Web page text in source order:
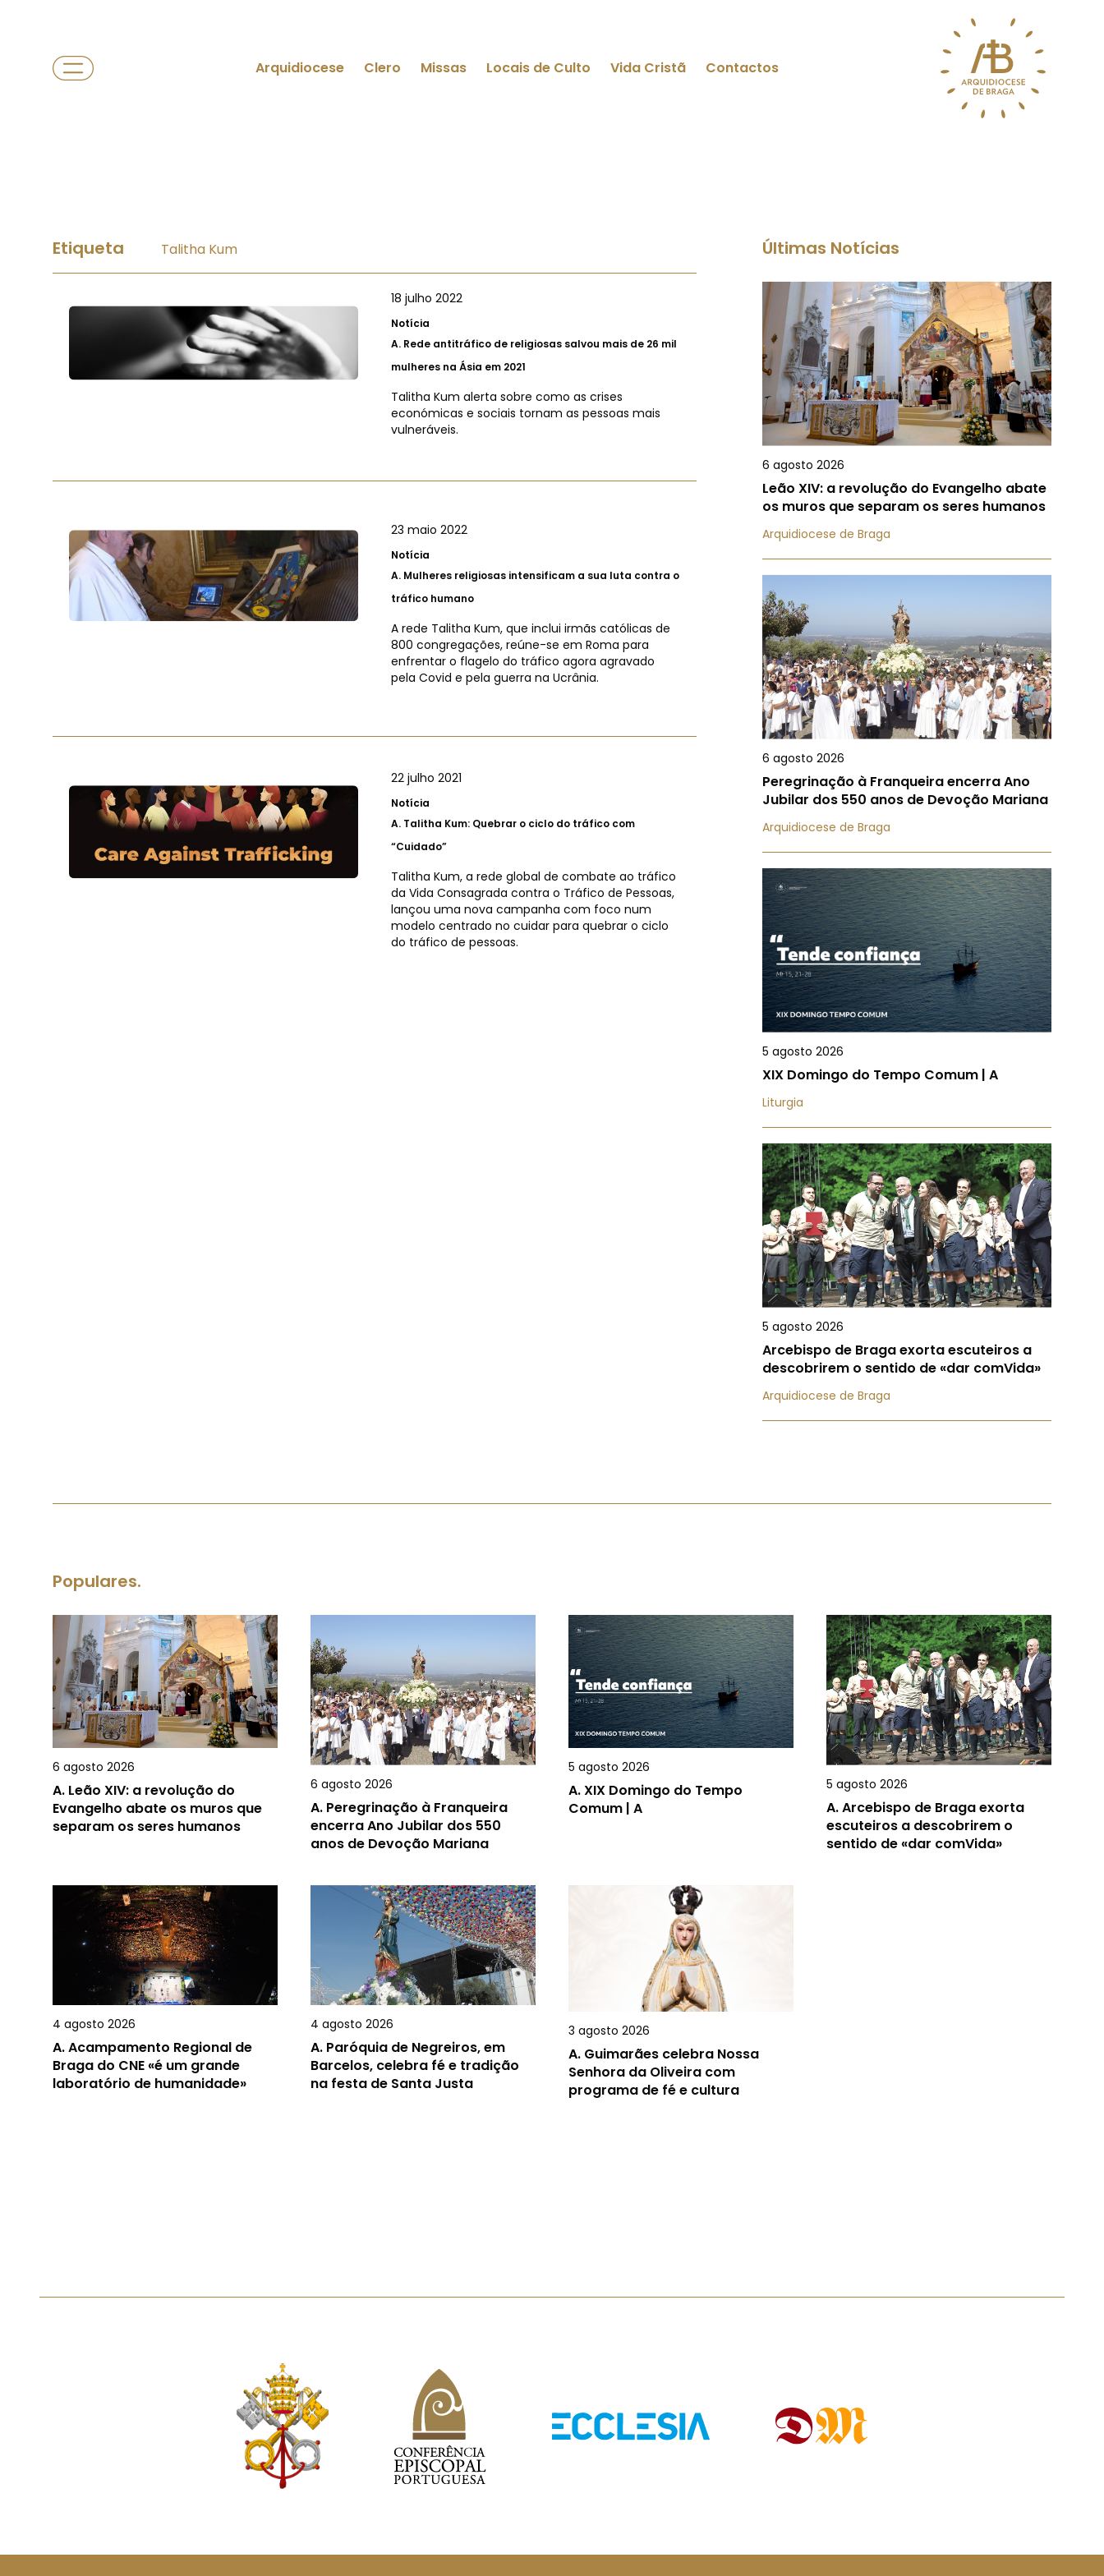
Arquidiocese Clero Missas Locais de Culto Vida Cristã Contactos
Etiqueta Talitha Kum
18 julho 2022
Notícia
A. Rede antitráfico de religiosas salvou mais de 26 mil
mulheres na Ásia em 2021
Talitha Kum alerta sobre como as crises
económicas e sociais tornam as pessoas mais
vulneráveis.
23 maio 2022
Notícia
A. Mulheres religiosas intensificam a sua luta contra o
tráfico humano
A rede Talitha Kum, que inclui irmãs católicas de
800 congregações, reúne-se em Roma para
enfrentar o flagelo do tráfico agora agravado
pela Covid e pela guerra na Ucrânia.
22 julho 2021
Notícia
A. Talitha Kum: Quebrar o ciclo do tráfico com
“Cuidado”
Talitha Kum, a rede global de combate ao tráfico
da Vida Consagrada contra o Tráfico de Pessoas,
lançou uma nova campanha com foco num
modelo centrado no cuidar para quebrar o ciclo
do tráfico de pessoas.
Últimas Notícias
6 agosto 2026
Leão XIV: a revolução do Evangelho abate
os muros que separam os seres humanos
Arquidiocese de Braga
6 agosto 2026
Peregrinação à Franqueira encerra Ano
Jubilar dos 550 anos de Devoção Mariana
Arquidiocese de Braga
5 agosto 2026
XIX Domingo do Tempo Comum | A
Liturgia
5 agosto 2026
Arcebispo de Braga exorta escuteiros a
descobrirem o sentido de «dar comVida»
Arquidiocese de Braga
Populares.
6 agosto 2026
A. Leão XIV: a revolução do
Evangelho abate os muros que
separam os seres humanos
6 agosto 2026
A. Peregrinação à Franqueira
encerra Ano Jubilar dos 550
anos de Devoção Mariana
5 agosto 2026
A.XIX Domingo do Tempo
Comum | A
5 agosto 2026
A.Arcebispo de Braga exorta
escuteiros a descobrirem o
sentido de «dar comVida»
4 agosto 2026
A.Acampamento Regional de
Braga do CNE «é um grande
laboratório de humanidade»
4 agosto 2026
A. Paróquia de Negreiros, em
Barcelos, celebra fé e tradição
na festa de Santa Justa
3 agosto 2026
A. Guimarães celebra Nossa
Senhora da Oliveira com
programa de fé e cultura